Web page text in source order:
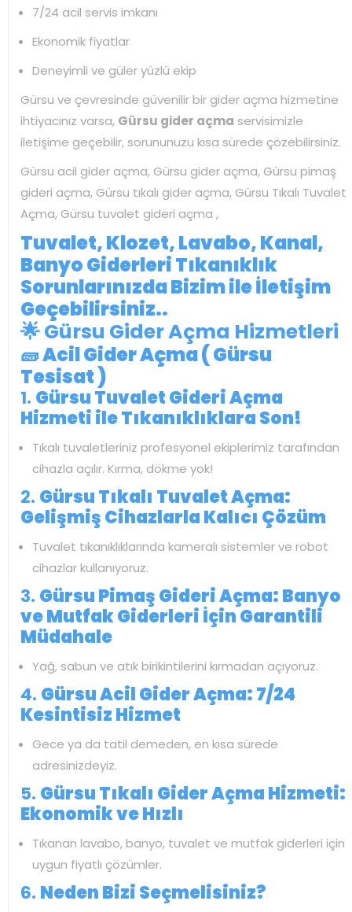
7/24 acil servis imkanı
Ekonomik fiyatlar
Deneyimli ve güler yüzlü ekip
Gürsu ve çevresinde güvenilir bir gider açma hizmetine
ihtiyacınız varsa, Gürsu gider açma servisimizle
iletişime geçebilir, sorununuzu kısa sürede çözebilirsiniz.
Gürsu acil gider açma, Gürsu gider açma, Gürsu pimaş
gideri açma, Gürsu tıkalı gider açma, Gürsu Tıkalı Tuvalet
Açma, Gürsu tuvalet gideri açma ,
Tuvalet, Klozet, Lavabo, Kanal,
Banyo Giderleri Tıkanıklık
Sorunlarınızda Bizim ile İletişim
Geçebilirsiniz..
🌟 Gürsu Gider Açma Hizmetleri
🧱Acil Gider Açma ( Gürsu
Tesisat )
1. Gürsu Tuvalet Gideri Açma
Hizmeti ile Tıkanıklıklara Son!
Tıkalı tuvaletleriniz profesyonel ekiplerimiz tarafından
cihazla açılır. Kırma, dökme yok!
2. Gürsu Tıkalı Tuvalet Açma:
Gelişmiş Cihazlarla Kalıcı Çözüm
Tuvalet tıkanıklıklarında kameralı sistemler ve robot
cihazlar kullanıyoruz.
3. Gürsu Pimaş Gideri Açma: Banyo
ve Mutfak Giderleri İçin Garantili
Müdahale
Yağ, sabun ve atık birikintilerini kırmadan açıyoruz.
4. Gürsu Acil Gider Açma: 7/24
Kesintisiz Hizmet
Gece ya da tatil demeden, en kısa sürede
adresinizdeyiz.
5. Gürsu Tıkalı Gider Açma Hizmeti:
Ekonomik ve Hızlı
Tıkanan lavabo, banyo, tuvalet ve mutfak giderleri için
uygun fiyatlı çözümler.
6. Neden Bizi Seçmelisiniz?